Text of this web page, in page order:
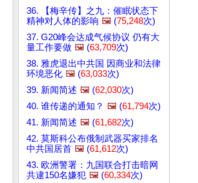
36. 【梅辛传】之九：催眠状态下
精神对人体的影响 🖼️ (75,248次)
37. G20峰会达成气候协议 仍有大
量工作要做 🖼️ (63,709次)
38. 雅虎退出中共国 因商业和法律
环境恶化 🖼️ (63,033次)
39. 新闻简述 🖼️ (62,030次)
40. 谁传递的通知？ 🖼️ (61,794次)
41. 新闻简述 🖼️ (61,682次)
42. 莫斯科公布俄制武器买家排名
中共国居首 🖼️ (61,612次)
43. 欧洲警署：九国联合打击暗网
共逮150名嫌犯 🖼️ (60,334次)